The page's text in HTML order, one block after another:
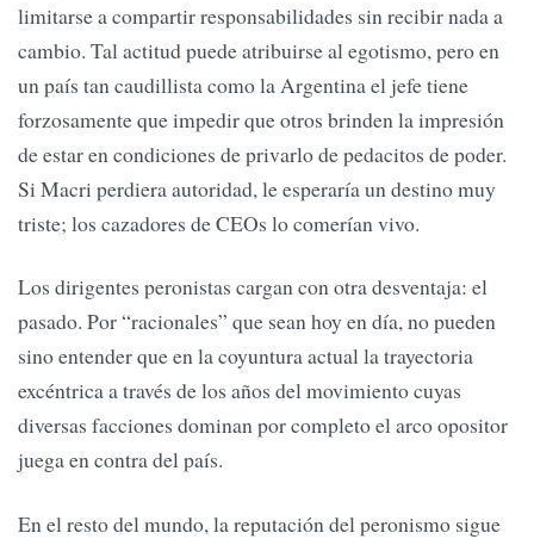
limitarse a compartir responsabilidades sin recibir nada a
cambio. Tal actitud puede atribuirse al egotismo, pero en
un país tan caudillista como la Argentina el jefe tiene
forzosamente que impedir que otros brinden la impresión
de estar en condiciones de privarlo de pedacitos de poder.
Si Macri perdiera autoridad, le esperaría un destino muy
triste; los cazadores de CEOs lo comerían vivo.
Los dirigentes peronistas cargan con otra desventaja: el
pasado. Por “racionales” que sean hoy en día, no pueden
sino entender que en la coyuntura actual la trayectoria
excéntrica a través de los años del movimiento cuyas
diversas facciones dominan por completo el arco opositor
juega en contra del país.
En el resto del mundo, la reputación del peronismo sigue